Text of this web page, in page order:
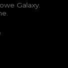
Galaxy.